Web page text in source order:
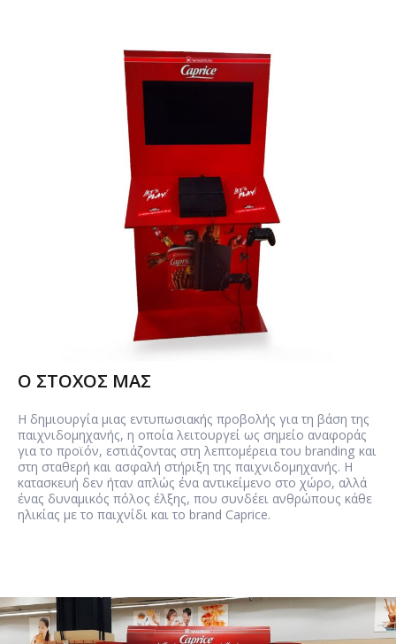
Ο ΣΤΟΧΟΣ ΜΑΣ
Η δημιουργία μιας εντυπωσιακής προβολής για τη βάση της
παιχνιδομηχανής, η οποία λειτουργεί ως σημείο αναφοράς
για το προϊόν, εστιάζοντας στη λεπτομέρεια του branding και
στη σταθερή και ασφαλή στήριξη της παιχνιδομηχανής. Η
κατασκευή δεν ήταν απλώς ένα αντικείμενο στο χώρο, αλλά
ένας δυναμικός πόλος έλξης, που συνδέει ανθρώπους κάθε
ηλικίας με το παιχνίδι και το brand Caprice.